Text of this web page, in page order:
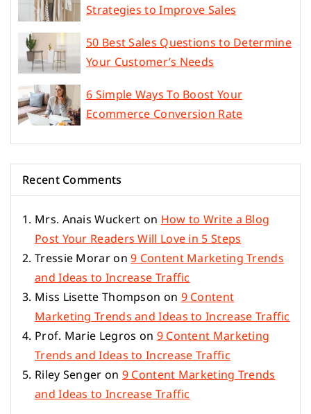
Strategies to Improve Sales
50 Best Sales Questions to Determine
Your Customer’s Needs
6 Simple Ways To Boost Your
Ecommerce Conversion Rate
Recent Comments
Mrs. Anais Wuckert on How to Write a Blog
Post Your Readers Will Love in 5 Steps
Tressie Moraron9 Content Marketing Trends
and Ideas to Increase Traffic
Miss Lisette Thompson on 9 Content
Marketing Trends and Ideas to Increase Traffic
Prof. Marie Legros on 9 Content Marketing
Trends and Ideas to Increase Traffic
Riley Senger on 9 Content Marketing Trends
and Ideas to Increase Traffic